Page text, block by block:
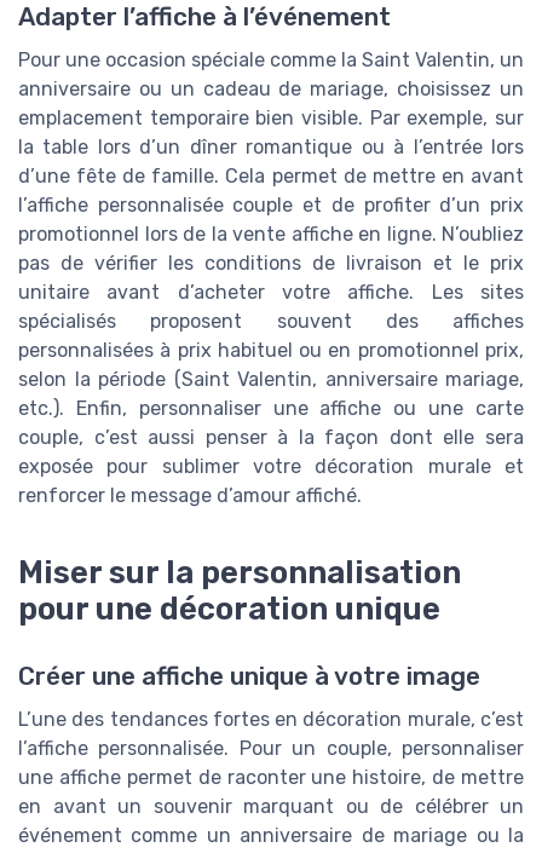
Adapter l’affiche à l’événement
Pour une occasion spéciale comme la Saint Valentin, un
anniversaire ou un cadeau de mariage, choisissez un
emplacement temporaire bien visible. Par exemple, sur
la table lors d’un dîner romantique ou à l’entrée lors
d’une fête de famille. Cela permet de mettre en avant
l’affiche personnalisée couple et de profiter d’un prix
promotionnel lors de la vente affiche en ligne. N’oubliez
pas de vérifier les conditions de livraison et le prix
unitaire avant d’acheter votre affiche. Les sites
spécialisés proposent souvent des affiches
personnalisées à prix habituel ou en promotionnel prix,
selon la période (Saint Valentin, anniversaire mariage,
etc.). Enfin, personnaliser une affiche ou une carte
couple, c’est aussi penser à la façon dont elle sera
exposée pour sublimer votre décoration murale et
renforcer le message d’amour affiché.
Miser sur la personnalisation
pour une décoration unique
Créer une affiche unique à votre image
L’une des tendances fortes en décoration murale, c’est
l’affiche personnalisée. Pour un couple, personnaliser
une affiche permet de raconter une histoire, de mettre
en avant un souvenir marquant ou de célébrer un
événement comme un anniversaire de mariage ou la